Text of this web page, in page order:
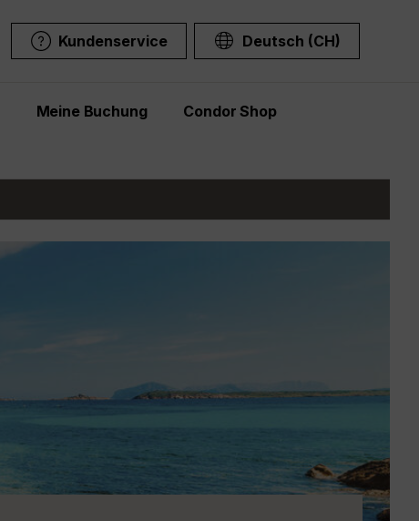
Kundenservice Deutsch (CH)
Meine Buchung Condor Shop